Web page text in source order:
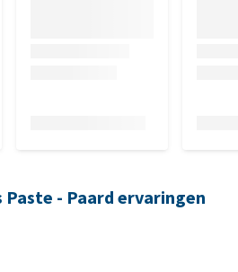
Paste - Paard ervaringen